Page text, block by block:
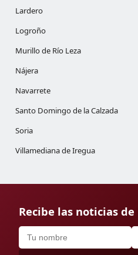
Lardero
Logroño
Murillo de Río Leza
Nájera
Navarrete
Santo Domingo de la Calzada
Soria
Villamediana de Iregua
Recibe las noticias